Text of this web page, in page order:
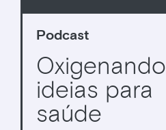
Podcast
Oxigenando
ideias para
saúde